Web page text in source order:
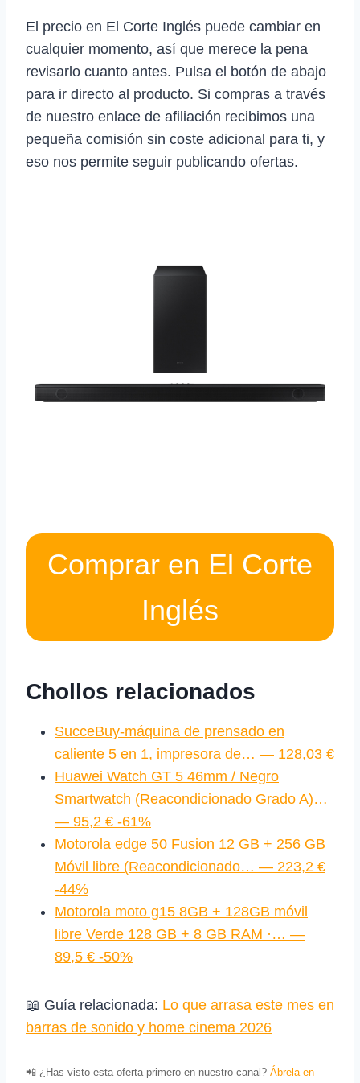
El precio en El Corte Inglés puede cambiar en
cualquier momento, así que merece la pena
revisarlo cuanto antes. Pulsa el botón de abajo
para ir directo al producto. Si compras a través
de nuestro enlace de afiliación recibimos una
pequeña comisión sin coste adicional para ti, y
eso nos permite seguir publicando ofertas.
Comprar en El Corte
Inglés
Chollos relacionados
SucceBuy-máquina de prensado en
caliente 5 en 1, impresora de… — 128,03 €
Huawei Watch GT 5 46mm / Negro
Smartwatch (Reacondicionado Grado A)…
— 95,2 € -61%
Motorola edge 50 Fusion 12 GB + 256 GB
Móvil libre (Reacondicionado… — 223,2 €
-44%
Motorola moto g15 8GB + 128GB móvil
libre Verde 128 GB + 8 GB RAM ·… —
89,5 € -50%
📖 Guía relacionada: Lo que arrasa este mes en
barras de sonido y home cinema 2026
📲 ¿Has visto esta oferta primero en nuestro canal? Ábrela en